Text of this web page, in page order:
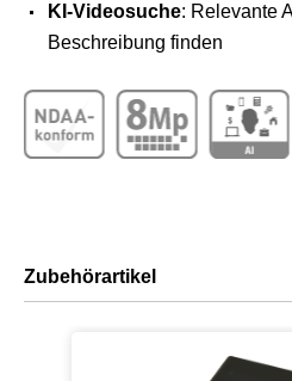
KI-Videosuche: Relevante
Beschreibung finden
Zubehörartikel